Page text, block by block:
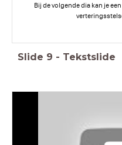
Bij de volgende dia kan je
Slide 9 - Tekstslide